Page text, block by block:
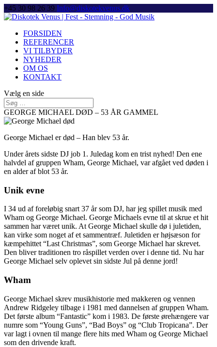
+45 30 98 26 39 Info@diskotekvenus.dk
FORSIDEN
REFERENCER
VI TILBYDER
NYHEDER
OM OS
KONTAKT
Vælg en side
GEORGE MICHAEL DØD – 53 ÅR GAMMEL
George Michael er død – Han blev 53 år.
Under årets sidste DJ job 1. Juledag kom en trist nyhed! Den ene
halvdel af gruppen Wham, George Michael, var afgået ved døden i
en alder af blot 53 år.
Unik evne
I 34 ud af foreløbig snart 37 år som DJ, har jeg spillet musik med
Wham og George Michael. George Michaels evne til at skrue et hit
sammen har været unik. At George Michael skulle dø i juletiden,
kan virke som noget af et sammentræf. Juletiden er højsæson for
kæmpehittet “Last Christmas”, som George Michael har skrevet.
Den bliver traditionen tro råspillet verden over i denne tid. Nu har
George Michael selv oplevet sin sidste Jul på denne jord!
Wham
George Michael skrev musikhistorie med makkeren og vennen
Andrew Ridgeley tilbage i 1981 med dannelsen af gruppen Wham.
Det første album “Fantastic” kom i 1983. De første ørehængere var
numre som “Young Guns”, “Bad Boys” og “Club Tropicana”. Der
var lagt i ovnen til mange flere hits med Wham og George Michael
som den drivende kraft.